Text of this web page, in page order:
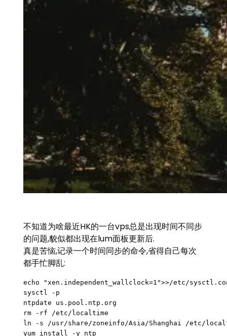
不知道为啥最近HK的一台vps总是出现时间不同步
的问题,貌似都出现在lum面板更新后.
真是苦恼,记录一个时间同步的命令,省得自己每次
都手忙脚乱:
echo "xen.independent_wallclock=1">>/etc/
sysctl -p
ntpdate us.pool.ntp.org
rm -rf /etc/localtime
ln -s /usr/share/zoneinfo/Asia/Shanghai /etc/
yum install -y ntp